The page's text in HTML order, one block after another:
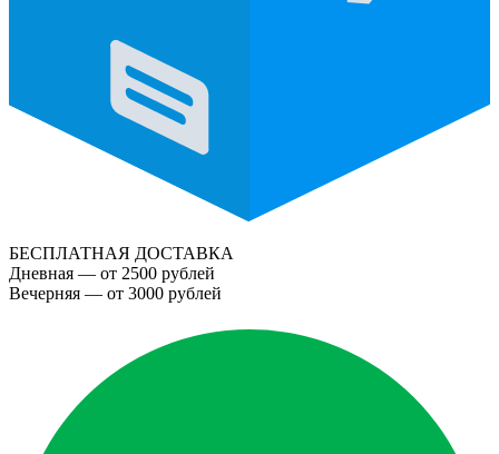
БЕСПЛАТНАЯ ДОСТАВКА
Дневная — от 2500 рублей
Вечерняя — от 3000 рублей